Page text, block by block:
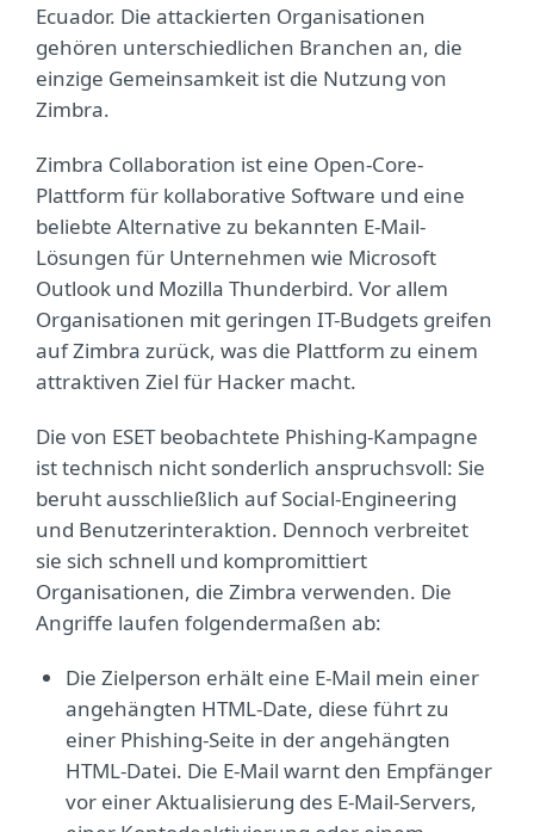
Ecuador. Die attackierten Organisationen
gehören unterschiedlichen Branchen an, die
einzige Gemeinsamkeit ist die Nutzung von
Zimbra.
Zimbra Collaboration ist eine Open-Core-
Plattform für kollaborative Software und eine
beliebte Alternative zu bekannten E-Mail-
Lösungen für Unternehmen wie Microsoft
Outlook und Mozilla Thunderbird. Vor allem
Organisationen mit geringen IT-Budgets greifen
auf Zimbra zurück, was die Plattform zu einem
attraktiven Ziel für Hacker macht.
Die von ESET beobachtete Phishing-Kampagne
ist technisch nicht sonderlich anspruchsvoll: Sie
beruht ausschließlich auf Social-Engineering
und Benutzerinteraktion. Dennoch verbreitet
sie sich schnell und kompromittiert
Organisationen, die Zimbra verwenden. Die
Angriffe laufen folgendermaßen ab:
Die Zielperson erhält eine E-Mail mein einer
angehängten HTML-Date, diese führt zu
einer Phishing-Seite in der angehängten
HTML-Datei. Die E-Mail warnt den Empfänger
vor einer Aktualisierung des E-Mail-Servers,